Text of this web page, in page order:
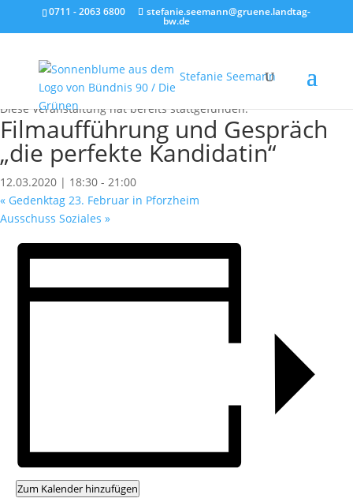
0711 - 2063 6800 stefanie.seemann@gruene.landtag-
bw.de
Stefanie Seemann
« Alle Veranstaltungen
Diese Veranstaltung hat bereits stattgefunden.
Filmaufführung und Gespräch
„die perfekte Kandidatin“
12.03.2020 | 18:30 - 21:00
« Gedenktag 23. Februar in Pforzheim
Ausschuss Soziales »
Zum Kalender hinzufügen